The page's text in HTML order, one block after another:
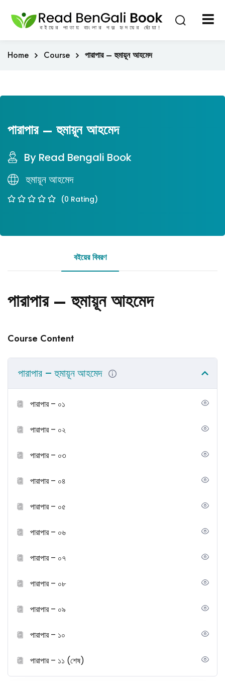
Home Course পারাপার – হুমায়ূন আহমেদ
পারাপার – হুমায়ূন আহমেদ
By Read Bengali Book
হুমায়ূন আহমেদ
(0 Rating)
বইয়ের বিবরণ
পারাপার – হুমায়ূন আহমেদ
Course Content
পারাপার – হুমায়ূন আহমেদ
পারাপার – ০১
পারাপার – ০২
পারাপার – ০৩
পারাপার – ০৪
পারাপার – ০৫
পারাপার – ০৬
পারাপার – ০৭
পারাপার – ০৮
পারাপার – ০৯
পারাপার – ১০
পারাপার – ১১ (শেষ)
Sign in Sign up
Sign in
Remember me